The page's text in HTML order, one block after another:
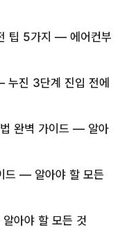
팁 5가지 — 에어컨부
진 3단계 진입 전에
완벽 가이드 — 알아
드 — 알아야 할 모든
아야 할 모든 것